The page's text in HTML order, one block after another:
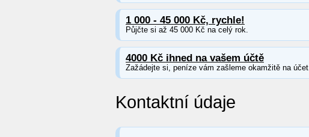
1 000 - 45 000 Kč, rychle!
Půjčte si až 45 000 Kč na celý rok.
4000 Kč ihned na vašem účtě
Zažádejte si, peníze vám zašleme okamžitě na účet.
Kontaktní údaje